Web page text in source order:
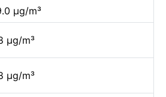
µg/m³
µg/m³
µg/m³